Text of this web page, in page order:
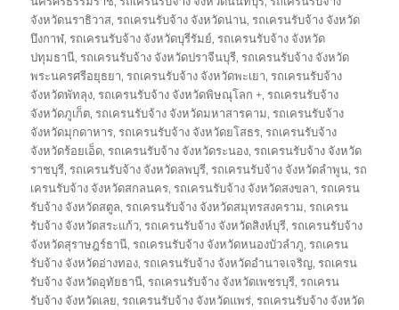
จังหวัดนราธิวาส,รถเครนรับจ้าง จังหวัดน่าน,รถเครนรับจ้าง จังหวัด
บึงกาฬ,รถเครนรับจ้าง จังหวัดบุรีรัมย์,รถเครนรับจ้าง จังหวัด
ปทุมธานี,รถเครนรับจ้าง จังหวัดปราจีนบุรี,รถเครนรับจ้าง จังหวัด
พระนครศรีอยุธยา,รถเครนรับจ้าง จังหวัดพะเยา,รถเครนรับจ้าง
จังหวัดพัทลุง,รถเครนรับจ้าง จังหวัดพิษณุโลก +,รถเครนรับจ้าง
จังหวัดภูเก็ต,รถเครนรับจ้าง จังหวัดมหาสารคาม,รถเครนรับจ้าง
จังหวัดมุกดาหาร,รถเครนรับจ้าง จังหวัดยโสธร,รถเครนรับจ้าง
จังหวัดร้อยเอ็ด,รถเครนรับจ้าง จังหวัดระนอง,รถเครนรับจ้าง จังหวัด
ราชบุรี,รถเครนรับจ้าง จังหวัดลพบุรี,รถเครนรับจ้าง จังหวัดลำพูน,รถ
เครนรับจ้าง จังหวัดสกลนคร,รถเครนรับจ้าง จังหวัดสงขลา,รถเครน
รับจ้าง จังหวัดสตูล,รถเครนรับจ้าง จังหวัดสมุทรสงคราม,รถเครน
รับจ้าง จังหวัดสระแก้ว,รถเครนรับจ้าง จังหวัดสิงห์บุรี,รถเครนรับจ้าง
จังหวัดสุราษฎร์ธานี,รถเครนรับจ้าง จังหวัดหนองบัวลำภู,รถเครน
รับจ้าง จังหวัดอ่างทอง,รถเครนรับจ้าง จังหวัดอำนาจเจริญ,รถเครน
รับจ้าง จังหวัดอุทัยธานี,รถเครนรับจ้าง จังหวัดเพชรบุรี,รถเครน
รับจ้าง จังหวัดเลย,รถเครนรับจ้าง จังหวัดแพร่,รถเครนรับจ้าง จังหวัด